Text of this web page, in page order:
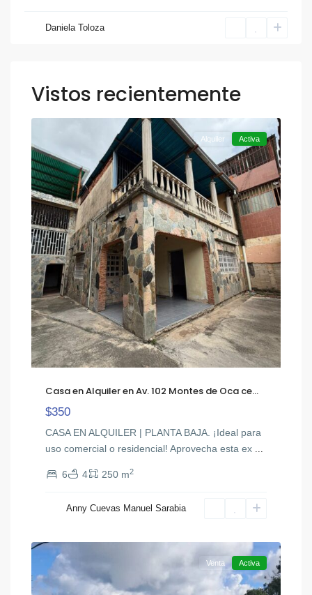
Daniela Toloza
Vistos recientemente
Otra,
Valencia
Alquiler Activa
Casa en Alquiler en Av. 102 Montes de Oca ce...
$350
CASA EN ALQUILER | PLANTA BAJA. ¡Ideal para
uso comercial o residencial! Aprovecha esta ex ...
6 4 250 m2
Anny Cuevas Manuel Sarabia
Colonia
Venta Activa